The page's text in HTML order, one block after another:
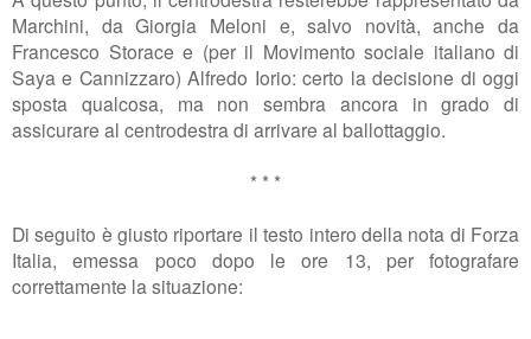
Marchini, da Giorgia Meloni e, salvo novità, anche da
Francesco Storace e (per il Movimento sociale italiano di
Saya e Cannizzaro) Alfredo Iorio: certo la decisione di oggi
sposta qualcosa, ma non sembra ancora in grado di
assicurare al centrodestra di arrivare al ballottaggio.
* * *
Di seguito è giusto riportare il testo intero della nota di Forza
Italia, emessa poco dopo le ore 13, per fotografare
correttamente la situazione: